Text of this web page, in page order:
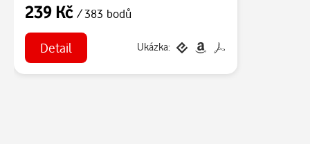
239 Kč / 383 bodů
Detail Ukázka: